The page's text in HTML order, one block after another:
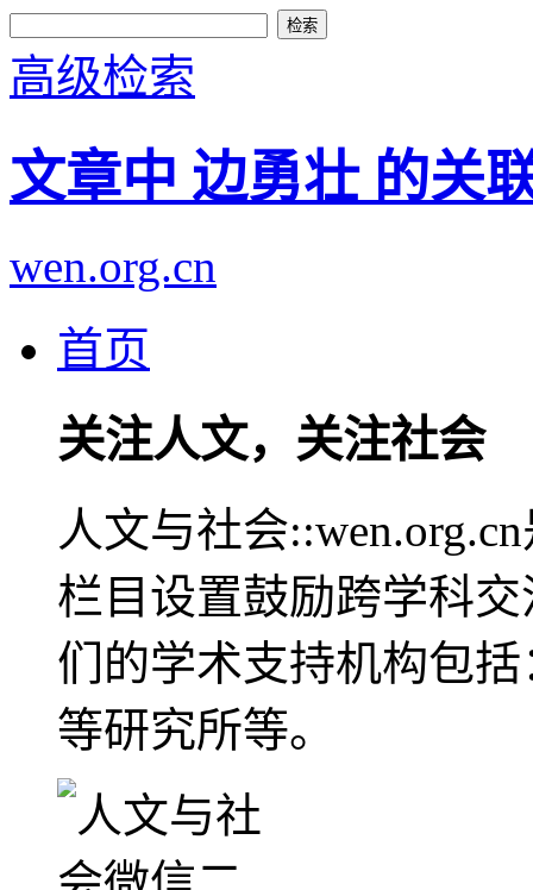
高级检索
文章中 边勇壮 的关
wen.org.cn
首页
关注人文，关注社会
人文与社会
栏目设置鼓励跨学科
们的学术支持机构包
等研究所等。